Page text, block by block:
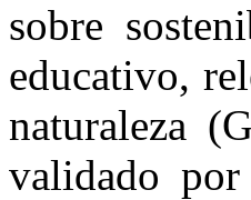
sobre
educativo,
naturaleza
validado